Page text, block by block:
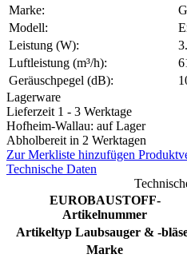
Marke:
Modell:
Leistung (W):
Luftleistung (m³/h):
Geräuschpegel (dB):
Lagerware
Lieferzeit 1 - 3 Werktage
Hofheim-Wallau: auf Lager
Abholbereit in 2 Werktagen
Zur Merkliste hinzufügen
Technische Daten
EUROBAUSTOFF-
Artikelnummer
Artikeltyp Laubsauger & -
Marke